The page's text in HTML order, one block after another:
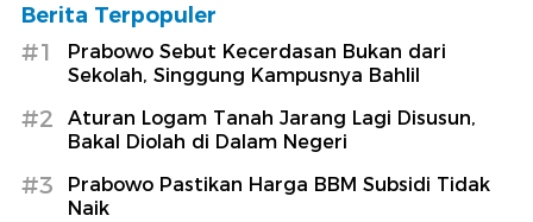
Berita Terpopuler
#1
Prabowo Sebut Kecerdasan Bukan dari
Sekolah, Singgung Kampusnya Bahlil
#2
Aturan Logam Tanah Jarang Lagi Disusun,
Bakal Diolah di Dalam Negeri
#3
Prabowo Pastikan Harga BBM Subsidi Tidak
Naik